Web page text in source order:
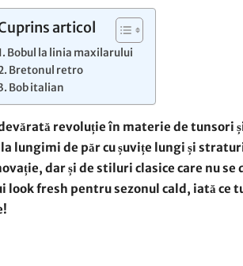
de
articol
Bobul la linia maxilarului
Bretonul retro
Bob italian
revoluție în materie de tunsori
lungimi de păr cu șuvițe lungi și
dar și de stiluri clasice care nu se
look fresh pentru sezonul cald, iată ce